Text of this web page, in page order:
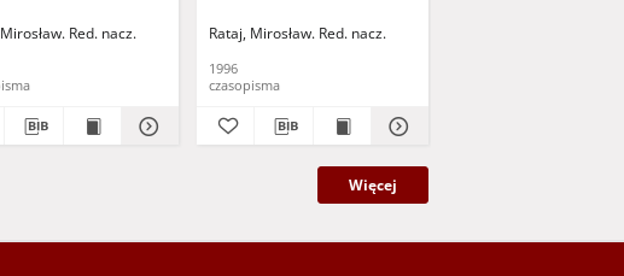
Red. nacz.
Rataj, Mirosław. Red. nacz.
1996
czasopisma
Więcej